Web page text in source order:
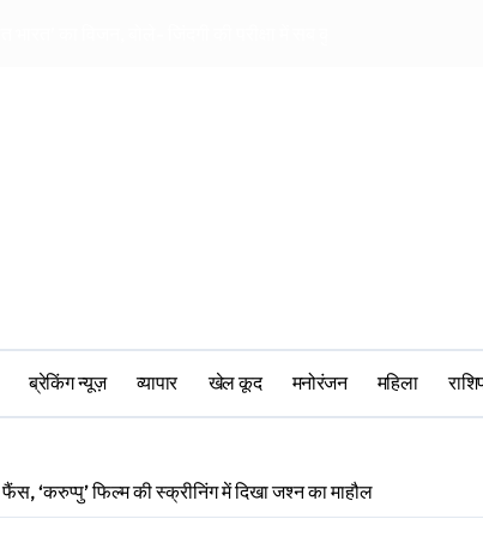
ब्रेकिंग न्यूज़ व्यापार खेल कूद मनोरंजन महिला
‘करुप्पु’ फिल्म की स्क्रीनिंग में दिखा जश्न का माहौल